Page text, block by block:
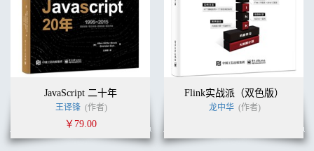
JavaScript 二十年
王译锋 (作者)
￥79.00
Flink实战派（双色版）
龙中华 (作者)